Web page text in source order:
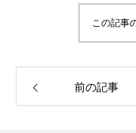
この記事
前の記事